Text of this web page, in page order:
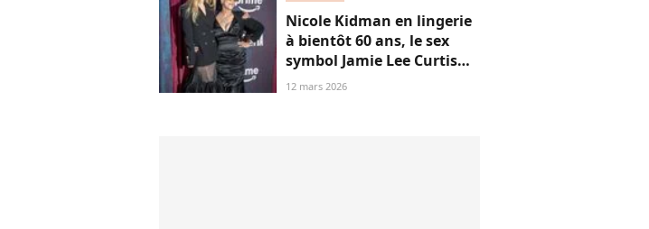
Nicole Kidman en lingerie
à bientôt 60 ans, le sex
symbol Jamie Lee Curtis
applaudit “son audace”
12 mars 2026